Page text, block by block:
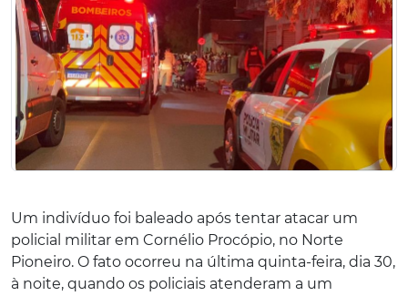
Um indivíduo foi baleado após tentar atacar um
policial militar em Cornélio Procópio, no Norte
Pioneiro. O fato ocorreu na última quinta-feira, dia 30,
à noite, quando os policiais atenderam a um